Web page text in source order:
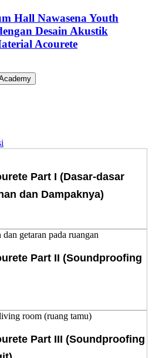
Hall Nawasena Youth
Desain Akustik
Acourete
Part I (Dasar-dasar
dan Dampaknya)
Part II (Soundproofing
Part III (Soundproofing